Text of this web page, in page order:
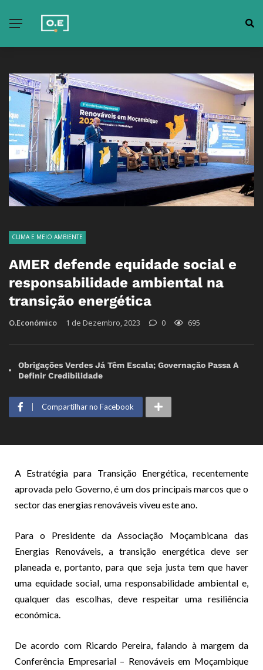
CLIMA E MEIO AMBIENTE
AMER defende equidade social e
responsabilidade ambiental na
transição energética
O.Económico 1 de Dezembro, 2023 0 695
Obrigações Verdes Já Têm Escala; Governação Passa A
Definir Credibilidade
Compartilhar no Facebook
A Estratégia para Transição Energética, recentemente
aprovada pelo Governo, é um dos principais marcos que o
sector das energias renováveis viveu este ano.
Para o Presidente da Associação Moçambicana das
Energias Renováveis, a transição energética deve ser
planeada e, portanto, para que seja justa tem que haver
uma equidade social, uma responsabilidade ambiental e,
qualquer das escolhas, deve respeitar uma resiliência
económica.
De acordo com Ricardo Pereira, falando à margem da
Conferência Empresarial – Renováveis em Moçambique